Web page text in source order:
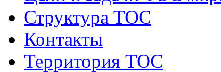
Структура ТОС
Контакты
Территория ТОС